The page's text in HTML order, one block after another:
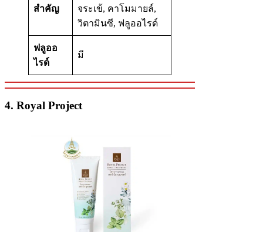
สำคัญ
จระเข้, คาโมมายล์,
วิตามินซี, ฟลูออไรด์
ฟลูออ
ไรด์
มี
4. Royal Project